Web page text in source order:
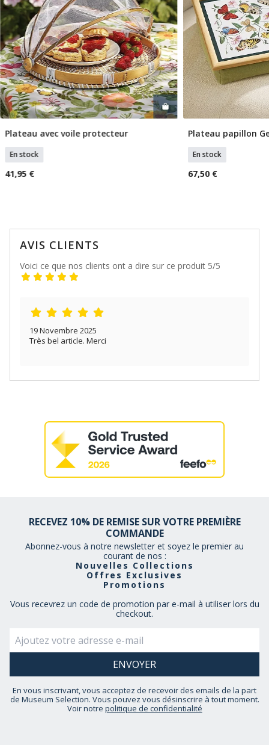
Ajouter Au Panier
Plateau avec voile protecteur
En stock
41,95 €
Ajouter
Plateau papillon
En stock
67,50 €
AVIS CLIENTS
Voici ce que nos clients ont a dire sur ce produit 5/5
19 Novembre 2025
Très bel article. Merci
RECEVEZ 10% DE REMISE SUR VOTRE PREMIÈRE
COMMANDE
Abonnez-vous à notre newsletter et soyez le premier au
courant de nos :
Nouvelles Collections
Offres Exclusives
Promotions
Vous recevrez un code de promotion par e-mail à utiliser lors du
checkout.
En vous inscrivant, vous acceptez de recevoir des emails de la part
de Museum Selection. Vous pouvez vous désinscrire à tout moment.
Voir notre politique de confidentialité